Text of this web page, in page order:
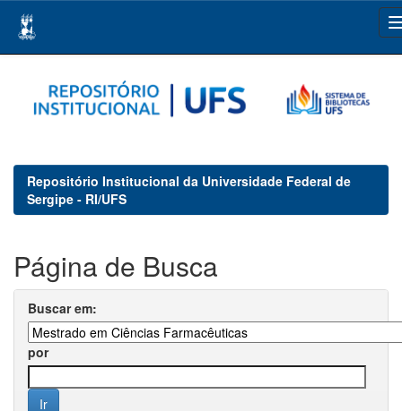
navigation
Repositório Institucional da Universidade Federal de
Sergipe - RI/UFS
Página de Busca
Buscar em:
por